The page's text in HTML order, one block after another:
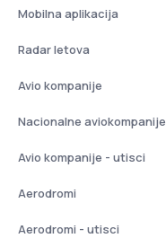
Mobilna aplikacija
Radar letova
Avio kompanije
Nacionalne aviokompanije
Avio kompanije - utisci
Aerodromi
Aerodromi - utisci